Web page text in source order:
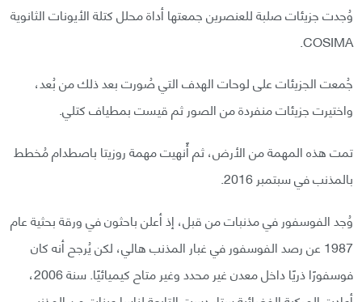
وُجدت جزيئات صلبة للعنصرين جمعتها أداة محلل كتلة الأيونات الثانوية
COSIMA.
جُمعت الجزيئات على لوحات الهدف التي صُورت بعد ذلك من بُعد،
واختيرت جزيئات منفردة من الصور ثم قيست بمطياف كتلي.
تمت هذه المهمة من الأرض، ثم أًنهيت مهمة روزيتا باصطدام مُخطط
بالمذنب في سبتمبر 2016.
وُجد الفوسفور في مذنبات من قبل، إذ أعلن باحثون في ورقة بحثية عام
1987 عن رصد الفوسفور في غبار المذنب هالي، لكن يُرجح أنه كان
فوسفورًا ذريًا داخل معدن غير محدد وغير متاح كيميائيًا. سنة 2006،